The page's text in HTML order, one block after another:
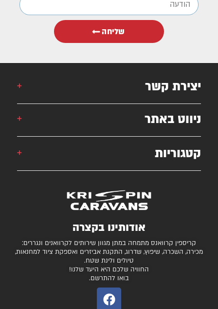
שליחה
יצירת קשר
אורן: 052-6868777
krispincaravans@gmail.com
עצמונה 16, אזה"ת מישור אדומים
ניווט באתר
קרוואן
השירותים שלנו
חניונים מומלצים
יצירת קשר
קטגוריות
קרוואנים למכירה
ציוד ואביזרים נלווים
אודותינו בקצרה
קריספין קרוואנס מתמחה במתן מגוון שירותים לקרוואנים ונגררים:
מכירה, השכרה, שיפוץ, שדרוג, התקנת אביזרים ואספקת ציוד למחנאות,
טיולים ולינת שטח.
החוויה שלכם היא היעד שלנו!
בואו להתרשם.